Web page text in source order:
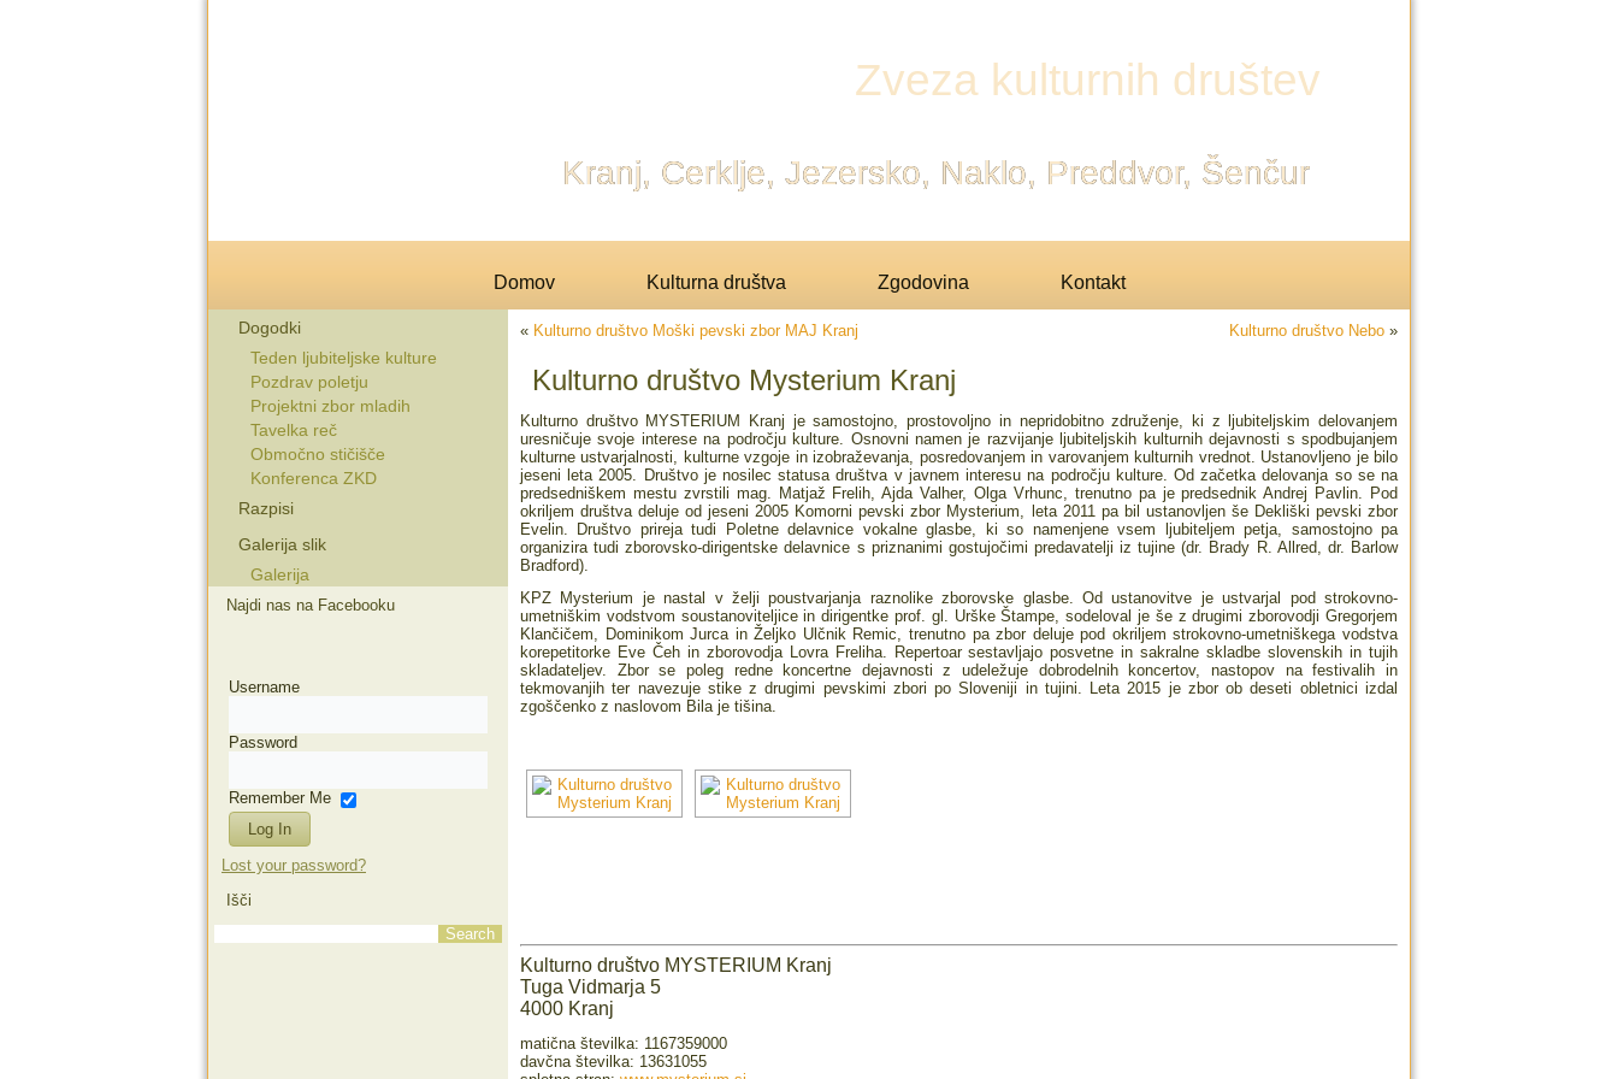
Zveza kulturnih društev
Kranj, Cerklje, Jezersko, Naklo, Preddvor, Šenčur
Domov Kulturna društva Zgodovina Kontakt
Dogodki
Teden ljubiteljske kulture
Pozdrav poletju
Projektni zbor mladih
Tavelka reč
Območno stičišče
Konferenca ZKD
Razpisi
Galerija slik
Galerija
Najdi nas na Facebooku
Username
Password
Remember Me
Lost your password?
Išči
« Kulturno društvo Moški pevski zbor MAJ Kranj Kulturno društvo Nebo »
Kulturno društvo Mysterium Kranj
Kulturno društvo MYSTERIUM Kranj je samostojno, prostovoljno in nepridobitno združenje, ki z ljubiteljskim delovanjem
uresničuje svoje interese na področju kulture. Osnovni namen je razvijanje ljubiteljskih kulturnih dejavnosti s spodbujanjem
kulturne ustvarjalnosti, kulturne vzgoje in izobraževanja, posredovanjem in varovanjem kulturnih vrednot. Ustanovljeno je bilo
jeseni leta 2005. Društvo je nosilec statusa društva v javnem interesu na področju kulture. Od začetka delovanja so se na
predsedniškem mestu zvrstili mag. Matjaž Frelih, Ajda Valher, Olga Vrhunc, trenutno pa je predsednik Andrej Pavlin. Pod
okriljem društva deluje od jeseni 2005 Komorni pevski zbor Mysterium, leta 2011 pa bil ustanovljen še Dekliški pevski zbor
Evelin. Društvo prireja tudi Poletne delavnice vokalne glasbe, ki so namenjene vsem ljubiteljem petja, samostojno pa
organizira tudi zborovsko-dirigentske delavnice s priznanimi gostujočimi predavatelji iz tujine (dr. Brady R. Allred, dr. Barlow
Bradford).
KPZ Mysterium je nastal v želji poustvarjanja raznolike zborovske glasbe. Od ustanovitve je ustvarjal pod strokovno-
umetniškim vodstvom soustanoviteljice in dirigentke prof. gl. Urške Štampe, sodeloval je še z drugimi zborovodji Gregorjem
Klančičem, Dominikom Jurca in Željko Ulčnik Remic, trenutno pa zbor deluje pod okriljem strokovno-umetniškega vodstva
korepetitorke Eve Čeh in zborovodja Lovra Freliha. Repertoar sestavljajo posvetne in sakralne skladbe slovenskih in tujih
skladateljev. Zbor se poleg redne koncertne dejavnosti z udeležuje dobrodelnih koncertov, nastopov na festivalih in
tekmovanjih ter navezuje stike z drugimi pevskimi zbori po Sloveniji in tujini. Leta 2015 je zbor ob deseti obletnici izdal
zgoščenko z naslovom Bila je tišina.
Kulturno društvo MYSTERIUM Kranj
Tuga Vidmarja 5
4000 Kranj
matična številka: 1167359000
davčna številka: 13631055